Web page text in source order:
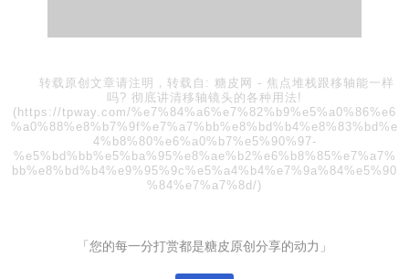
转载原创文章请注明，转载自: 糖皮网 - 焦点堆栈跟移轴能一样
吗? 彻底讲清移轴镜头的各种用法!
(https://tpway.com/%e7%84%a6%e7%82%b9%e5%a0%86%e6
%a0%88%e8%b7%9f%e7%a7%bb%e8%bd%b4%e8%83%bd%e
4%b8%80%e6%a0%b7%e5%90%97-
%e5%bd%bb%e5%ba%95%e8%ae%b2%e6%b8%85%e7%a7%
bb%e8%bd%b4%e9%95%9c%e5%a4%b4%e7%9a%84%e5%90
%84%e7%a7%8d/)
「您的每一分打赏都是糖皮原创分享的动力」